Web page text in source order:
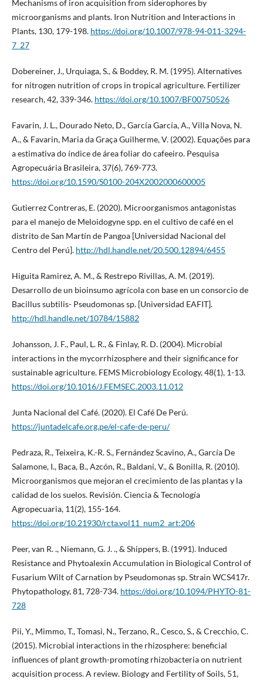
Mechanisms of iron acquisition from siderophores by
microorganisms and plants. Iron Nutrition and Interactions in
Plants, 130, 179-198. https://doi.org/10.1007/978-94-011-3294-
7_27
Dobereiner, J., Urquiaga, S., & Boddey, R. M. (1995). Alternatives
for nitrogen nutrition of crops in tropical agriculture. Fertilizer
research, 42, 339-346. https://doi.org/10.1007/BF00750526
Favarin, J. L., Dourado Neto, D., García García, A., Villa Nova, N.
A., & Favarin, Maria da Graça Guilherme, V. (2002). Equações para
a estimativa do índice de área foliar do cafeeiro. Pesquisa
Agropecuária Brasileira, 37(6), 769-773.
https://doi.org/10.1590/S0100-204X2002000600005
Gutierrez Contreras, E. (2020). Microorganismos antagonistas
para el manejo de Meloidogyne spp. en el cultivo de café en el
distrito de San Martín de Pangoa [Universidad Nacional del
Centro del Perú]. http://hdl.handle.net/20.500.12894/6455
Higuita Ramirez, A. M., & Restrepo Rivillas, A. M. (2019).
Desarrollo de un bioinsumo agrícola con base en un consorcio de
Bacillus subtilis- Pseudomonas sp. [Universidad EAFIT].
http://hdl.handle.net/10784/15882
Johansson, J. F., Paul, L. R., & Finlay, R. D. (2004). Microbial
interactions in the mycorrhizosphere and their significance for
sustainable agriculture. FEMS Microbiology Ecology, 48(1), 1-13.
https://doi.org/10.1016/J.FEMSEC.2003.11.012
Junta Nacional del Café. (2020). El Café De Perú.
https://juntadelcafe.org.pe/el-cafe-de-peru/
Pedraza, R., Teixeira, K.-R. S., Fernández Scavino, A., García De
Salamone, I., Baca, B., Azcón, R., Baldani, V., & Bonilla, R. (2010).
Microorganismos que mejoran el crecimiento de las plantas y la
calidad de los suelos. Revisión. Ciencia & Tecnología
Agropecuaria, 11(2), 155-164.
https://doi.org/10.21930/rcta.vol11_num2_art:206
Peer, van R. ., Niemann, G. J. ., & Shippers, B. (1991). Induced
Resistance and Phytoalexin Accumulation in Biological Control of
Fusarium Wilt of Carnation by Pseudomonas sp. Strain WCS417r.
Phytopathology, 81, 728-734. https://doi.org/10.1094/PHYTO-81-
728
Pii, Y., Mimmo, T., Tomasi, N., Terzano, R., Cesco, S., & Crecchio, C.
(2015). Microbial interactions in the rhizosphere: beneficial
influences of plant growth-promoting rhizobacteria on nutrient
acquisition process. A review. Biology and Fertility of Soils, 51,